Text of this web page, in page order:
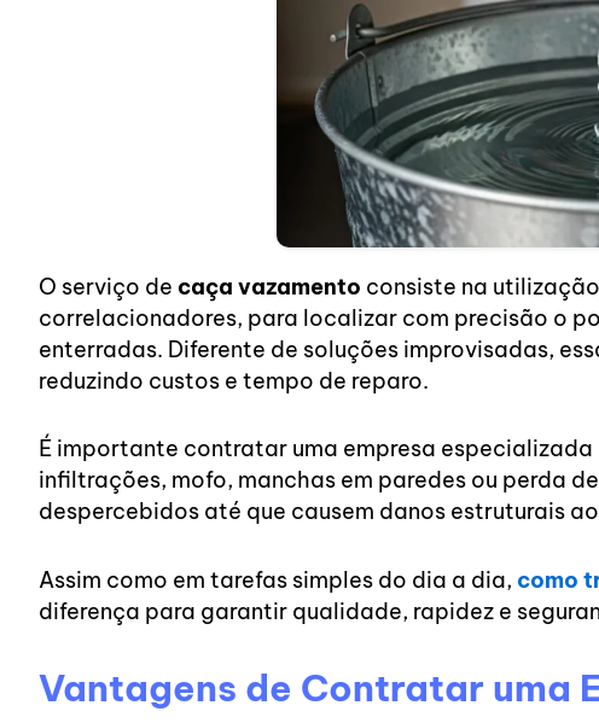
O serviço de caça vazamento consiste na
correlacionadores, para localizar com precisão o
enterradas. Diferente de soluções improvisadas,
reduzindo custos e tempo de reparo.
É importante contratar uma empresa
infiltrações, mofo, manchas em paredes ou perda
despercebidos até que causem danos estruturais
Assim como em tarefas simples do dia a dia, como
diferença para garantir qualidade, rapidez e
Vantagens de Contratar uma